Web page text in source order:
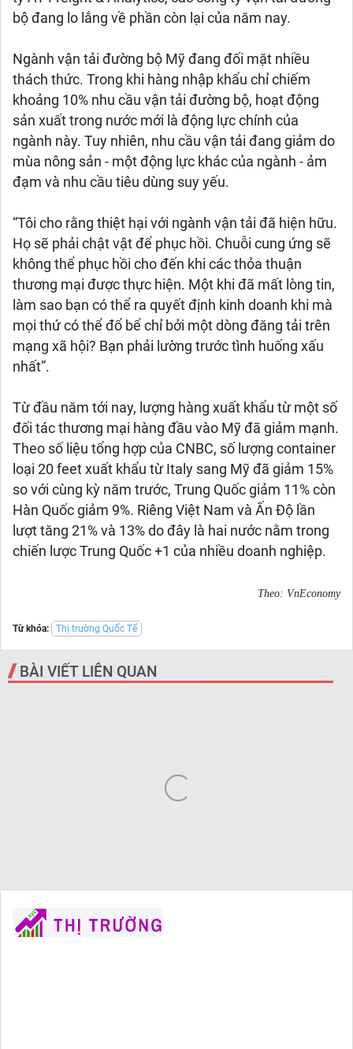
bộ đang lo lắng về phần còn lại của năm nay.
Ngành vận tải đường bộ Mỹ đang đối mặt nhiều
thách thức. Trong khi hàng nhập khẩu chỉ chiếm
khoảng 10% nhu cầu vận tải đường bộ, hoạt động
sản xuất trong nước mới là động lực chính của
ngành này. Tuy nhiên, nhu cầu vận tải đang giảm do
mùa nông sản - một động lực khác của ngành - ảm
đạm và nhu cầu tiêu dùng suy yếu.
“Tôi cho rằng thiệt hại với ngành vận tải đã hiện hữu.
Họ sẽ phải chật vật để phục hồi. Chuỗi cung ứng sẽ
không thể phục hồi cho đến khi các thỏa thuận
thương mại được thực hiện. Một khi đã mất lòng tin,
làm sao bạn có thể ra quyết định kinh doanh khi mà
mọi thứ có thể đổ bể chỉ bởi một dòng đăng tải trên
mạng xã hội? Bạn phải lường trước tình huống xấu
nhất”.
Từ đầu năm tới nay, lượng hàng xuất khẩu từ một số
đối tác thương mại hàng đầu vào Mỹ đã giảm mạnh.
Theo số liệu tổng hợp của CNBC, số lượng container
loại 20 feet xuất khẩu từ Italy sang Mỹ đã giảm 15%
so với cùng kỳ năm trước, Trung Quốc giảm 11% còn
Hàn Quốc giảm 9%. Riêng Việt Nam và Ấn Độ lần
lượt tăng 21% và 13% do đây là hai nước nằm trong
chiến lược Trung Quốc +1 của nhiều doanh nghiệp.
Theo: VnEconomy
Từ khóa: Thị trường Quốc Tế
BÀI VIẾT LIÊN QUAN